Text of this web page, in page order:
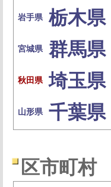
岩手県 栃木県
宮城県 群馬県
秋田県 埼玉県
山形県 千葉県
区市町村